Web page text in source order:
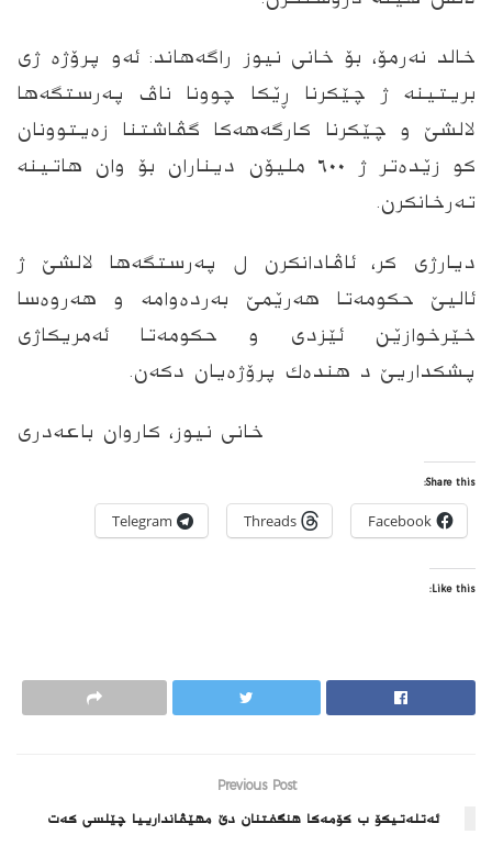
خالد نەرمۆ، بۆ خانی نیوز راگەهاند: ئەو پرۆژە ژى
بریتینه‌ ژ چێکرنا ڕێکا چوونا ناڤ پەرستگەها
لالشێ و چێکرنا کارگەهەکا گڤاشتنا زەیتوونان
کو زێدەتر ژ ٦٠٠ ملیۆن دیناران بۆ وان هاتینە
ته‌رخانكرن.
دیارژی کر، ئاڤادانکرن ل پەرستگەها لالشێ ژ
ئالیێ حکومەتا هەرێمێ بەردەوامە و هه‌روه‌سا
خێرخوازێن ئێزدی و حکومەتا ئەمریکاژى
پشكداریێ د هنده‌ك پرۆژه‌یان دكه‌ن.
خانی نیوز، کاروان باعەدری
Share this:
Facebook
Threads
Telegram
Like this:
Previous Post
ئه‌تله‌تیكۆ ب كۆمه‌كا هنگفتنان دێ مهێڤاندارییا چێلسی كه‌ت